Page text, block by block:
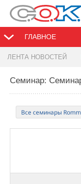
ГЛАВНОЕ
ЛЕНТА НОВОСТЕЙ
Семинар:
Все семинары